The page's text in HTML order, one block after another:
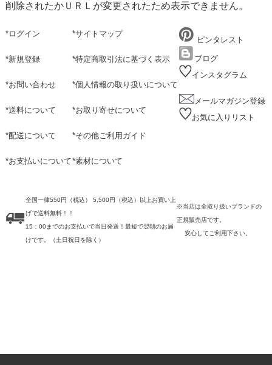
削除されたかＵＲＬが変更されたため表示できません。
*ログイン
*新規登録
*お問い合わせ
*送料について
*配送について
*お支払いについて
*サイトマップ
*特定商取引法に基づく表示
*個人情報の取り扱いについて
*お取り寄せについて
*その他ご利用ガイド
*素材について
ピンタレスト
ブログ
インスタグラム
メールマガジン登録
お気に入りリスト
全国一律550円（税込） 5,500円（税込）以上お買い上
げで送料無料！！
15：00までのお支払いで当日発送！最短で翌朝のお届
けです。
（土日祝日を除く）
※当店は全取り扱いブランドの
正規販売店です。
安心してご利用下さい。